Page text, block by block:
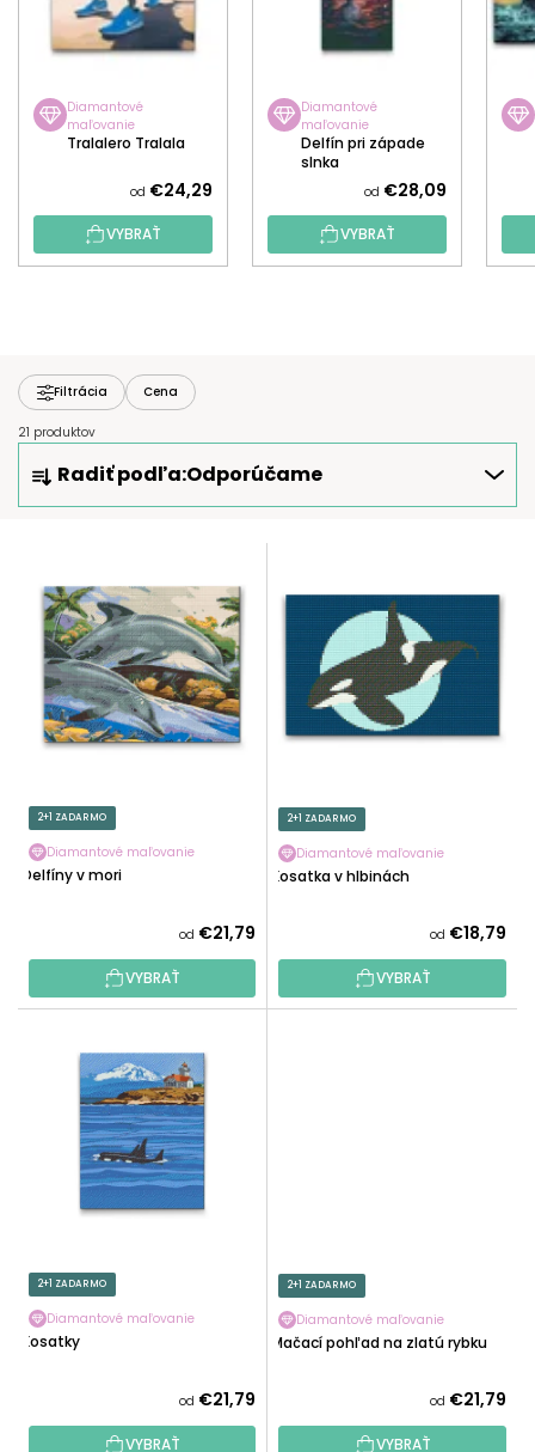
Diamantové
maľovanie
Tralalero Tralala
od €24,29
VYBRAŤ
Diamantové
maľovanie
Delfín pri západe
slnka
od €28,09
VYBRAŤ
Filtrácia Cena
21 produktov
D
K
T
O
V
Radiť podľa:Odporúčame
U
K
T
2+1 ZADARMO
Diamantové maľovanie
Delfíny v mori
od €21,79
VYBRAŤ
2+1 ZADARMO
Diamantové maľovanie
Kosatka v hlbinách
od €18,79
VYBRAŤ
2+1 ZADARMO
Diamantové maľovanie
Kosatky
od €21,79
VYBRAŤ
2+1 ZADARMO
Diamantové maľovanie
Mačací pohľad na zlatú rybku
od €21,79
VYBRAŤ